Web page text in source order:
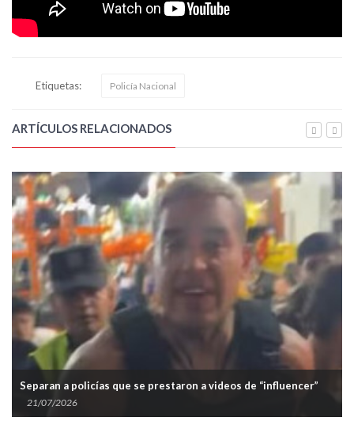
Etiquetas: Policía Nacional
ARTÍCULOS RELACIONADOS
Separan a policías que se prestaron a videos de “influencer”
21/07/2026